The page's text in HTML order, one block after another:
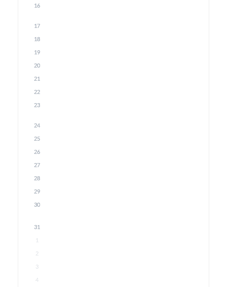
16
17
18
19
20
21
22
23
24
25
26
27
28
29
30
31
1
2
3
4